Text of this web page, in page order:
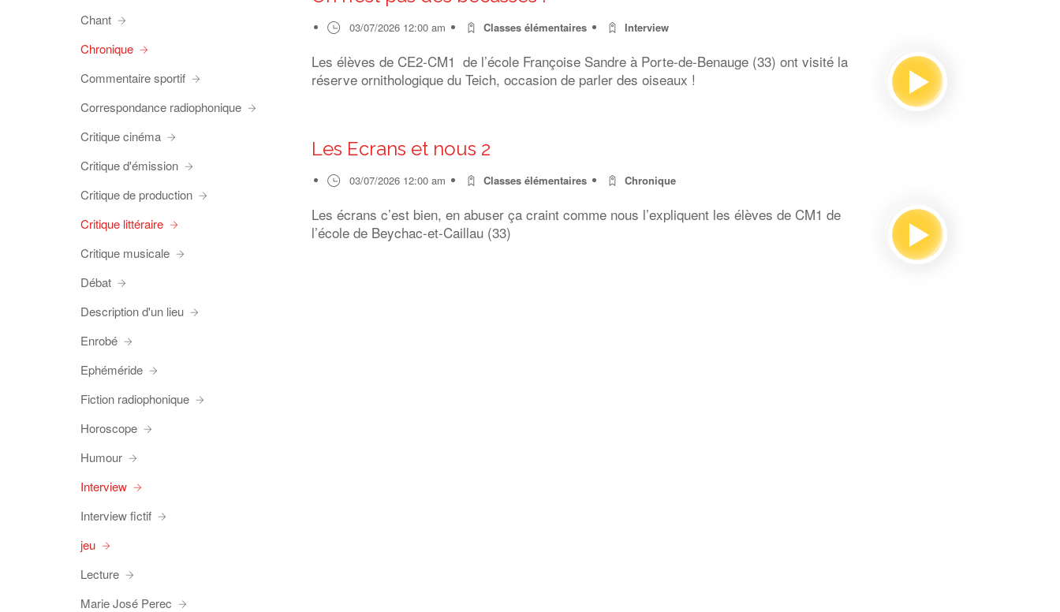
03/07/2026 12:00 am Classes élémentaires Interview
Les élèves de CE2-CM1 de l’école Françoise Sandre à Porte-de-Benauge (33) ont visité la
réserve ornithologique du Teich, occasion de parler des oiseaux !
Les Ecrans et nous 2
03/07/2026 12:00 am Classes élémentaires Chronique
Les écrans c’est bien, en abuser ça craint comme nous l’expliquent les élèves de CM1 de
l’école de Beychac-et-Caillau (33)
Chant
Chronique
Commentaire sportif
Correspondance radiophonique
Critique cinéma
Critique d'émission
Critique de production
Critique littéraire
Critique musicale
Débat
Description d'un lieu
Enrobé
Ephéméride
Fiction radiophonique
Horoscope
Humour
Interview
Interview fictif
jeu
Lecture
Marie José Perec